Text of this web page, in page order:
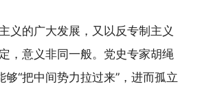
义的广大发展，又以反专制主义
，意义非同一般。党史专家胡绳
“把中间势力拉过来”，进而孤立